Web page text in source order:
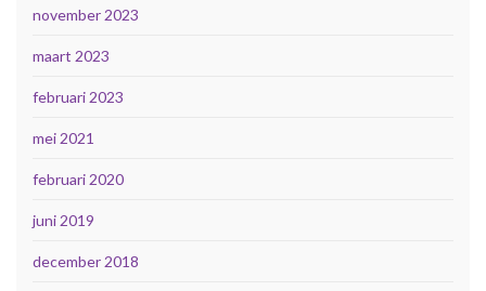
november 2023
maart 2023
februari 2023
mei 2021
februari 2020
juni 2019
december 2018